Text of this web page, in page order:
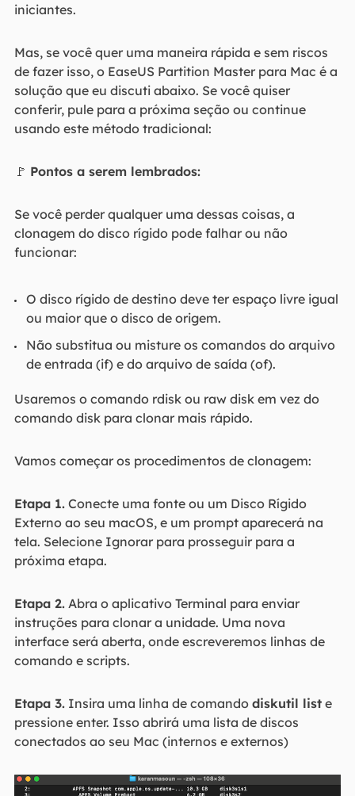
iniciantes.
Mas, se você quer uma maneira rápida e sem riscos
de fazer isso, o EaseUS Partition Master para Mac é a
solução que eu discuti abaixo. Se você quiser
conferir, pule para a próxima seção ou continue
usando este método tradicional:
🚩 Pontos a serem lembrados:
Se você perder qualquer uma dessas coisas, a
clonagem do disco rígido pode falhar ou não
funcionar:
O disco rígido de destino deve ter espaço livre igual
ou maior que o disco de origem.
Não substitua ou misture os comandos do arquivo
de entrada (if) e do arquivo de saída (of).
Usaremos o comando rdisk ou raw disk em vez do
comando disk para clonar mais rápido.
Vamos começar os procedimentos de clonagem:
Etapa 1.Conecte uma fonte ou um Disco Rígido
Externo ao seu macOS, e um prompt aparecerá na
tela. Selecione Ignorar para prosseguir para a
próxima etapa.
Etapa 2.Abra o aplicativo Terminal para enviar
instruções para clonar a unidade. Uma nova
interface será aberta, onde escreveremos linhas de
comando e scripts.
Etapa 3.Insira uma linha de comando diskutil liste
pressione enter. Isso abrirá uma lista de discos
conectados ao seu Mac (internos e externos)